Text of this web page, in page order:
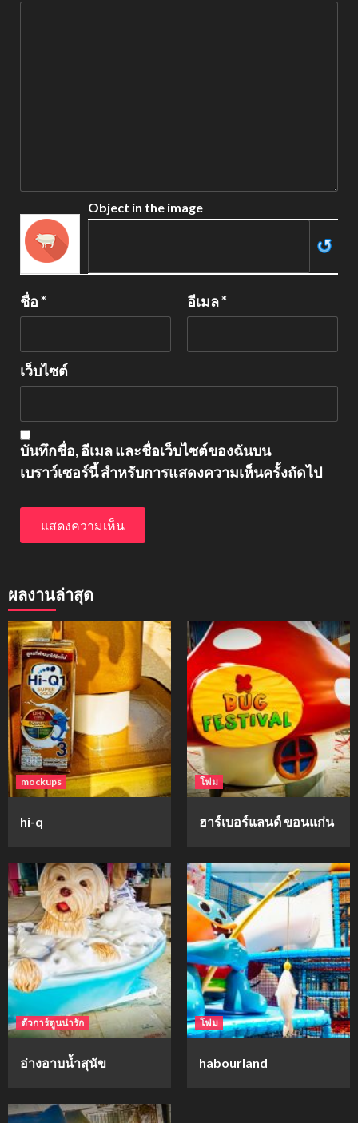
Object in the image
ชื่อ* อีเมล*
เว็บไซต์
บันทึกชื่อ, อีเมล และชื่อเว็บไซต์ของฉันบน
เบราว์เซอร์นี้ สำหรับการแสดงความเห็นครั้งถัดไป
ผลงานล่าสุด
mockups
hi-q
โฟม
ฮาร์เบอร์แลนด์ ขอนแก่น
ตัวการ์ตูนน่ารัก
อ่างอาบน้ำสุนัข
โฟม
habourland